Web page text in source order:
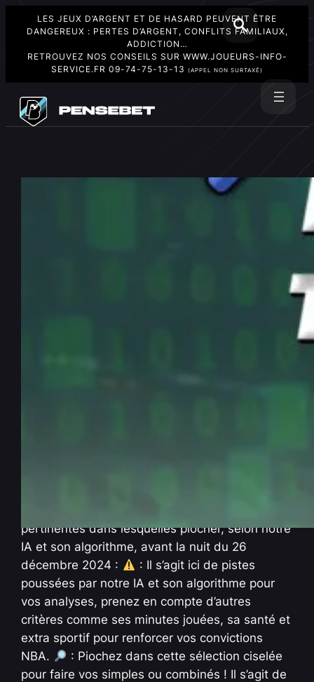
LES JEUX D’ARGENT ET DE HASARD PEUVENT ÊTRE
DANGEREUX : PERTES D’ARGENT, CONFLITS FAMILIAUX,
ADDICTION…
RETROUVEZ NOS CONSEILS SUR WWW.JOUEURS-INFO-
SERVICE.FR 09-74-75-13-13 (APPEL NON SURTAXÉ)
contenu
pertinentes dans lesquelles piocher, selon notre
IA et son algorithme, avant la nuit du 26
décembre 2024 :
: Il s’agit ici de pistes
poussées par notre IA et son algorithme pour
vos analyses, prenez en compte d’autres
critères comme ses minutes jouées, sa santé et
extra sportif pour renforcer vos convictions
NBA.
: Piochez dans cette sélection ciselée
pour faire vos simples ou combinés ! Il s’agit de